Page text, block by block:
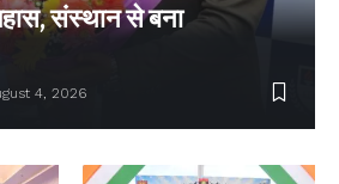
संस्थान से बना
4, 2026